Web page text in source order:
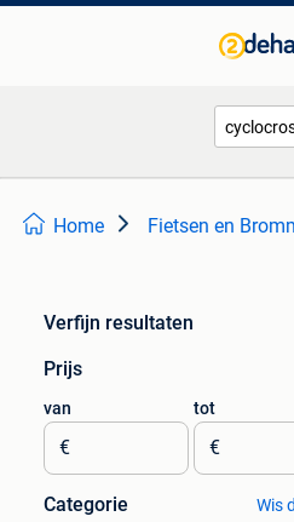
Home Fietsen en
Verfijn resultaten
Prijs
van
€
tot
€
Categorie Wis